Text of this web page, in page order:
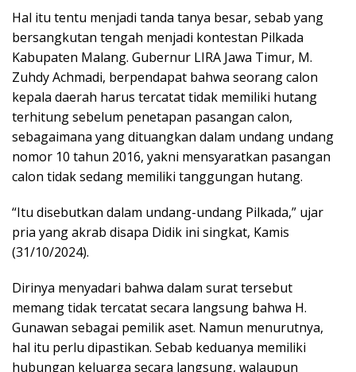
Hal itu tentu menjadi tanda tanya besar, sebab yang
bersangkutan tengah menjadi kontestan Pilkada
Kabupaten Malang. Gubernur LIRA Jawa Timur, M.
Zuhdy Achmadi, berpendapat bahwa seorang calon
kepala daerah harus tercatat tidak memiliki hutang
terhitung sebelum penetapan pasangan calon,
sebagaimana yang dituangkan dalam undang undang
nomor 10 tahun 2016, yakni mensyaratkan pasangan
calon tidak sedang memiliki tanggungan hutang.
“Itu disebutkan dalam undang-undang Pilkada,” ujar
pria yang akrab disapa Didik ini singkat, Kamis
(31/10/2024).
Dirinya menyadari bahwa dalam surat tersebut
memang tidak tercatat secara langsung bahwa H.
Gunawan sebagai pemilik aset. Namun menurutnya,
hal itu perlu dipastikan. Sebab keduanya memiliki
hubungan keluarga secara langsung, walaupun